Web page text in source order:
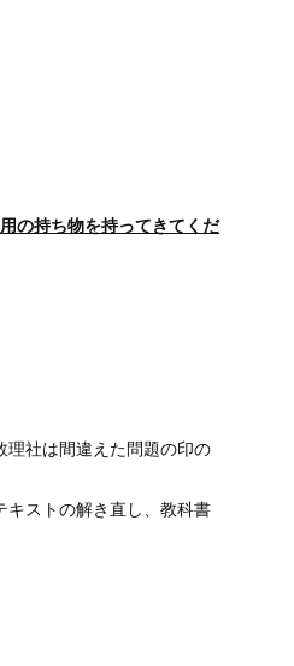
の持ち物を持ってきてくだ
社は間違えた問題の印の
ストの解き直し、教科書